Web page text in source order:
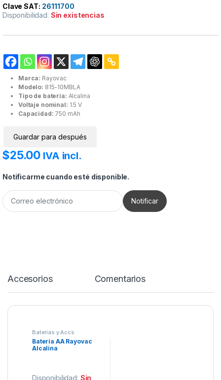
Clave SAT: 26111700
Disponibilidad: Sin existencias
Marca: Rayovac
Modelo: 815-10MBLA
Tipo de batería: Alcalina
Voltaje nominal: 1.5 V
Capacidad: 750 mAh
Guardar para después
$25.00 IVA incl.
Notificarme cuando esté disponible.
Accesorios Comentarios
Baterias y Accs
Batería AA Rayovac
Alcalina
Disponibilidad: Sin